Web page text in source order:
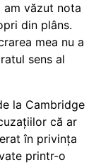
am văzut nota
din plâns.
mea nu a
sens al
la Cambridge
că ar
în privința
printr-o